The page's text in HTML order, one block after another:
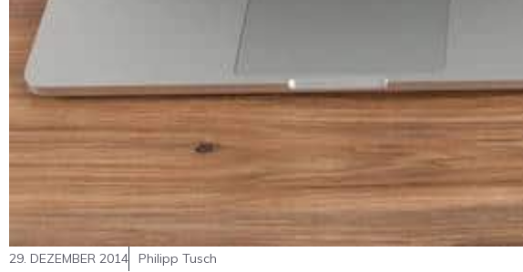
29. DEZEMBER 2014 Philipp Tusch